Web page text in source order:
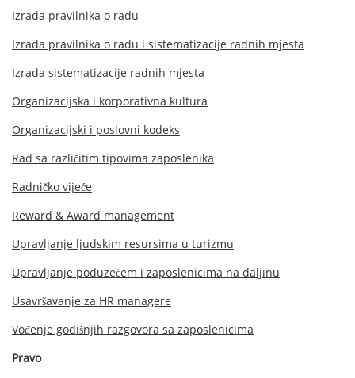
Izrada pravilnika o radu
Izrada pravilnika o radu i sistematizacije radnih mjesta
Izrada sistematizacije radnih mjesta
Organizacijska i korporativna kultura
Organizacijski i poslovni kodeks
Rad sa različitim tipovima zaposlenika
Radničko vijeće
Reward & Award management
Upravljanje ljudskim resursima u turizmu
Upravljanje poduzećem i zaposlenicima na daljinu
Usavršavanje za HR managere
Vođenje godišnjih razgovora sa zaposlenicima
Pravo